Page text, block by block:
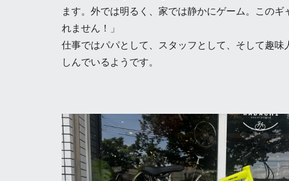
ます。外では明るく、家では静かにゲーム。この
れません！」
仕事ではパパとして、スタッフとして、そして趣
しんでいるようです。